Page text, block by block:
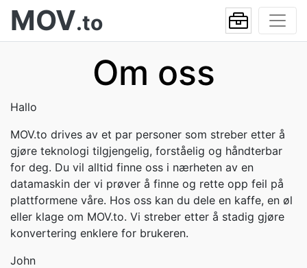
MOV.to
Om oss
Hallo
MOV.to drives av et par personer som streber etter å
gjøre teknologi tilgjengelig, forståelig og håndterbar
for deg. Du vil alltid finne oss i nærheten av en
datamaskin der vi prøver å finne og rette opp feil på
plattformene våre. Hos oss kan du dele en kaffe, en øl
eller klage om MOV.to. Vi streber etter å stadig gjøre
konvertering enklere for brukeren.
John